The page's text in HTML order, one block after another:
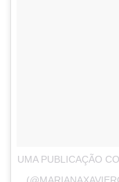
UMA PUBLICAÇÃO